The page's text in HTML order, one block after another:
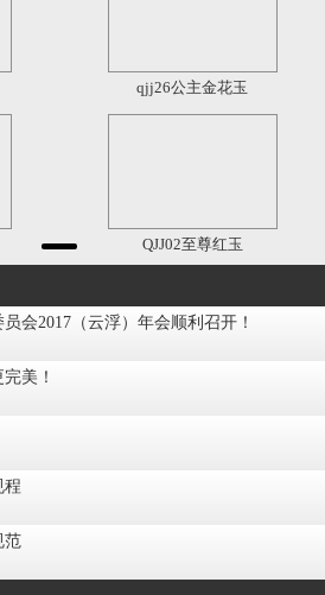
qjj26公主金花玉
QJJ02至尊红玉
会2017（云浮）年会顺利召开！
美！
程
范